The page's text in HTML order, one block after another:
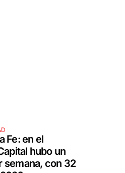
Fe: en el
hubo un
semana, con 32